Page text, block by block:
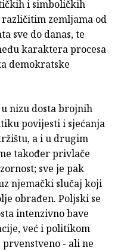
i simboličkih
različitim zemljama od
sve do danas, te
karaktera procesa
demokratske
nizu dosta brojnih
povijesti i sjećanja
a i u drugim
također privlače
sve je pak
njemački slučaj koji
obrađen. Poljski se
intenzivno bave
već i politikom
- ali ne